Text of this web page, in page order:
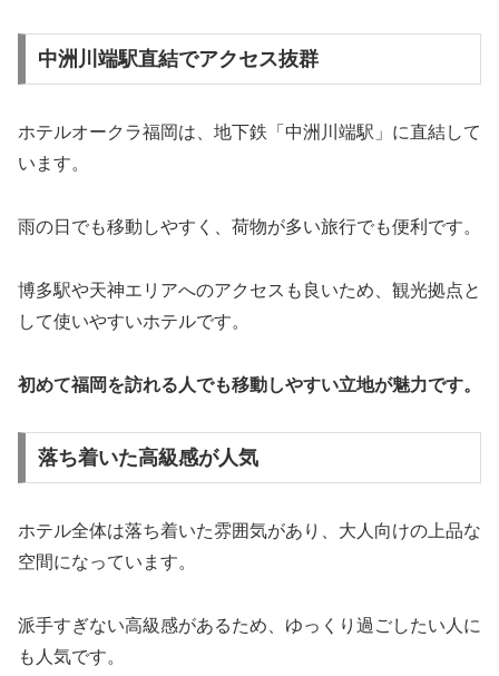
中洲川端駅直結でアクセス抜群
ホテルオークラ福岡は、地下鉄「中洲川端駅」に直結して
います。
雨の日でも移動しやすく、荷物が多い旅行でも便利です。
博多駅や天神エリアへのアクセスも良いため、観光拠点と
して使いやすいホテルです。
初めて福岡を訪れる人でも移動しやすい立地が魅力です。
落ち着いた高級感が人気
ホテル全体は落ち着いた雰囲気があり、大人向けの上品な
空間になっています。
派手すぎない高級感があるため、ゆっくり過ごしたい人に
も人気です。